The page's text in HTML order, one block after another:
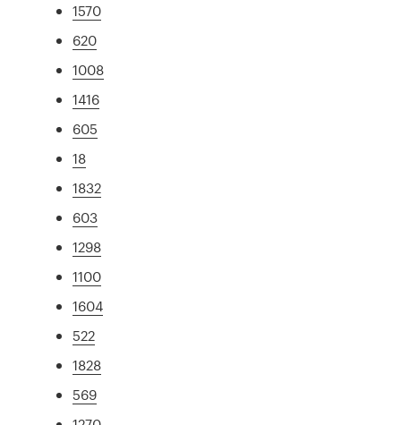
1570
620
1008
1416
605
18
1832
603
1298
1100
1604
522
1828
569